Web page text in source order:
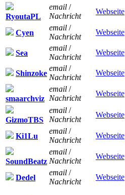
RyoutaPL
email /
Nachricht
Webseite
Cyen
email /
Nachricht
Webseite
Sea
email /
Nachricht
Webseite
Shinzoke
email /
Nachricht
Webseite
smaarchviz
email /
Nachricht
Webseite
GizmoTBS
email /
Nachricht
Webseite
Ki1Lu
email /
Nachricht
Webseite
SoundBeatz
email /
Nachricht
Webseite
Dedel
email /
Nachricht
Webseite